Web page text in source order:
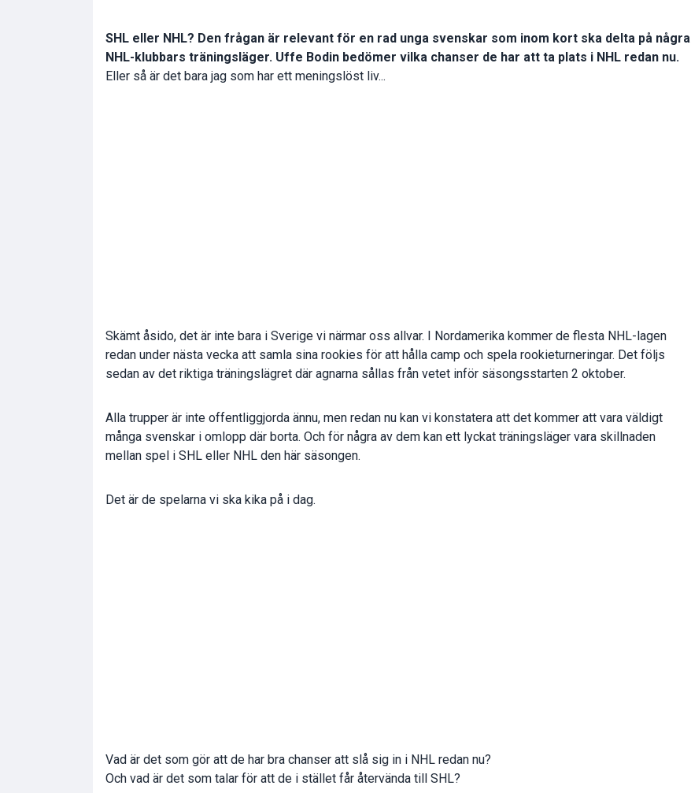
SHL eller NHL? Den frågan är relevant för en rad unga svenskar som inom kort ska delta på några
NHL-klubbars träningsläger. Uffe Bodin bedömer vilka chanser de har att ta plats i NHL redan nu.
Eller så är det bara jag som har ett meningslöst liv...
Skämt åsido, det är inte bara i Sverige vi närmar oss allvar. I Nordamerika kommer de flesta NHL-lagen
redan under nästa vecka att samla sina rookies för att hålla camp och spela rookieturneringar. Det följs
sedan av det riktiga träningslägret där agnarna sållas från vetet inför säsongsstarten 2 oktober.
Alla trupper är inte offentliggjorda ännu, men redan nu kan vi konstatera att det kommer att vara väldigt
många svenskar i omlopp där borta. Och för några av dem kan ett lyckat träningsläger vara skillnaden
mellan spel i SHL eller NHL den här säsongen.
Det är de spelarna vi ska kika på i dag.
Vad är det som gör att de har bra chanser att slå sig in i NHL redan nu?
Och vad är det som talar för att de i stället får återvända till SHL?